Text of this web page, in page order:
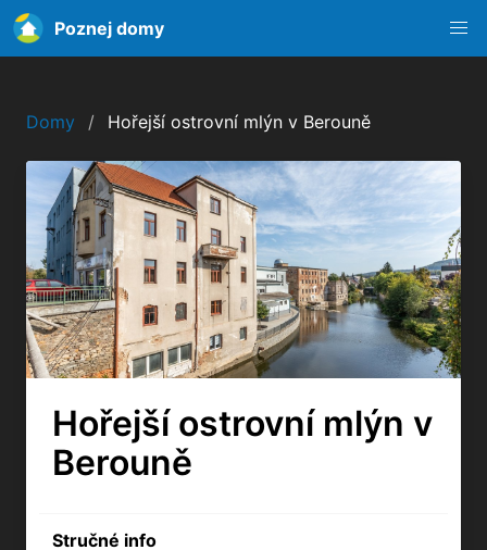
Poznej domy
Domy Hořejší ostrovní mlýn v Berouně
Hořejší ostrovní mlýn v
Berouně
Stručné info